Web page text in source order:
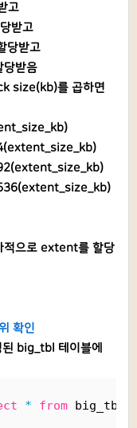
고
받고
당받고
받음
size(kb)를 곱하면
적으로 extent를 할당
확인
big_tbl 테이블에
* from big_tbl;